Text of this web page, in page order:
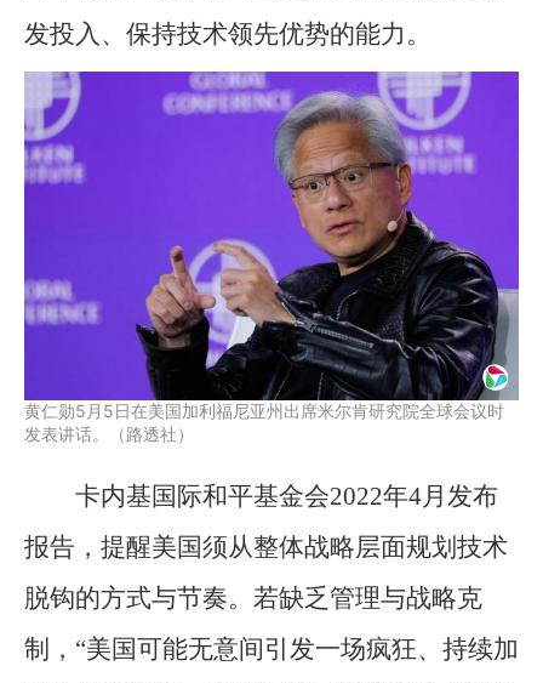
发投入、保持技术领先优势的能力。
黄仁勋5月5日在美国加利福尼亚州出席米尔肯研究院全球会议时
发表讲话。（路透社）
卡内基国际和平基金会2022年4月发布
报告，提醒美国须从整体战略层面规划技术
脱钩的方式与节奏。若缺乏管理与战略克
制，“美国可能无意间引发一场疯狂、持续加